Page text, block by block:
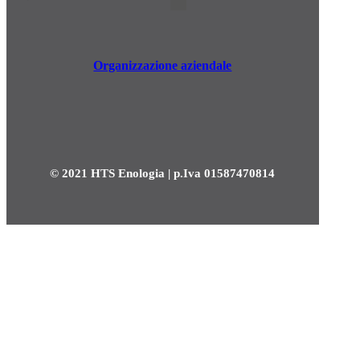
Organizzazione aziendale
© 2021 HTS Enologia | p.Iva 01587470814